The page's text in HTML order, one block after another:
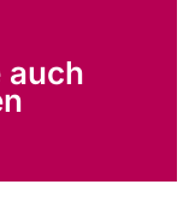
auch